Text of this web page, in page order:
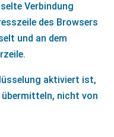
Verbindung
des Browsers
und an dem
aktiviert ist,
übermitteln, nicht von